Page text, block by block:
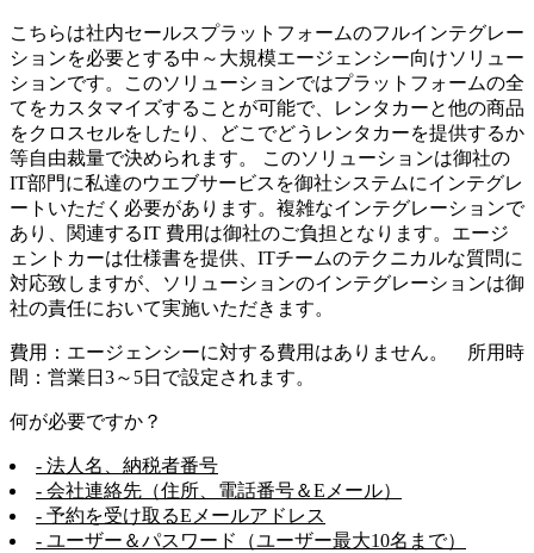
こちらは社内セールスプラットフォームのフルインテグレー
ションを必要とする中～大規模エージェンシー向けソリュー
ションです。このソリューションではプラットフォームの全
てをカスタマイズすることが可能で、レンタカーと他の商品
をクロスセルをしたり、どこでどうレンタカーを提供するか
等自由裁量で決められます。 このソリューションは御社の
IT部門に私達のウエブサービスを御社システムにインテグレ
ートいただく必要があります。複雑なインテグレーションで
あり、関連するIT 費用は御社のご負担となります。エージ
ェントカーは仕様書を提供、ITチームのテクニカルな質問に
対応致しますが、ソリューションのインテグレーションは御
社の責任において実施いただきます。
費用：エージェンシーに対する費用はありません。 所用時
間：営業日3～5日で設定されます。
何が必要ですか？
- 法人名、納税者番号
- 会社連絡先（住所、電話番号＆Eメール）
- 予約を受け取るEメールアドレス
- ユーザー＆パスワード（ユーザー最大10名まで）